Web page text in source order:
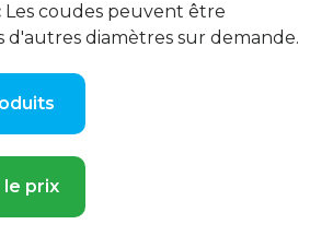
Les coudes peuvent être
d'autres diamètres sur demande.
prix